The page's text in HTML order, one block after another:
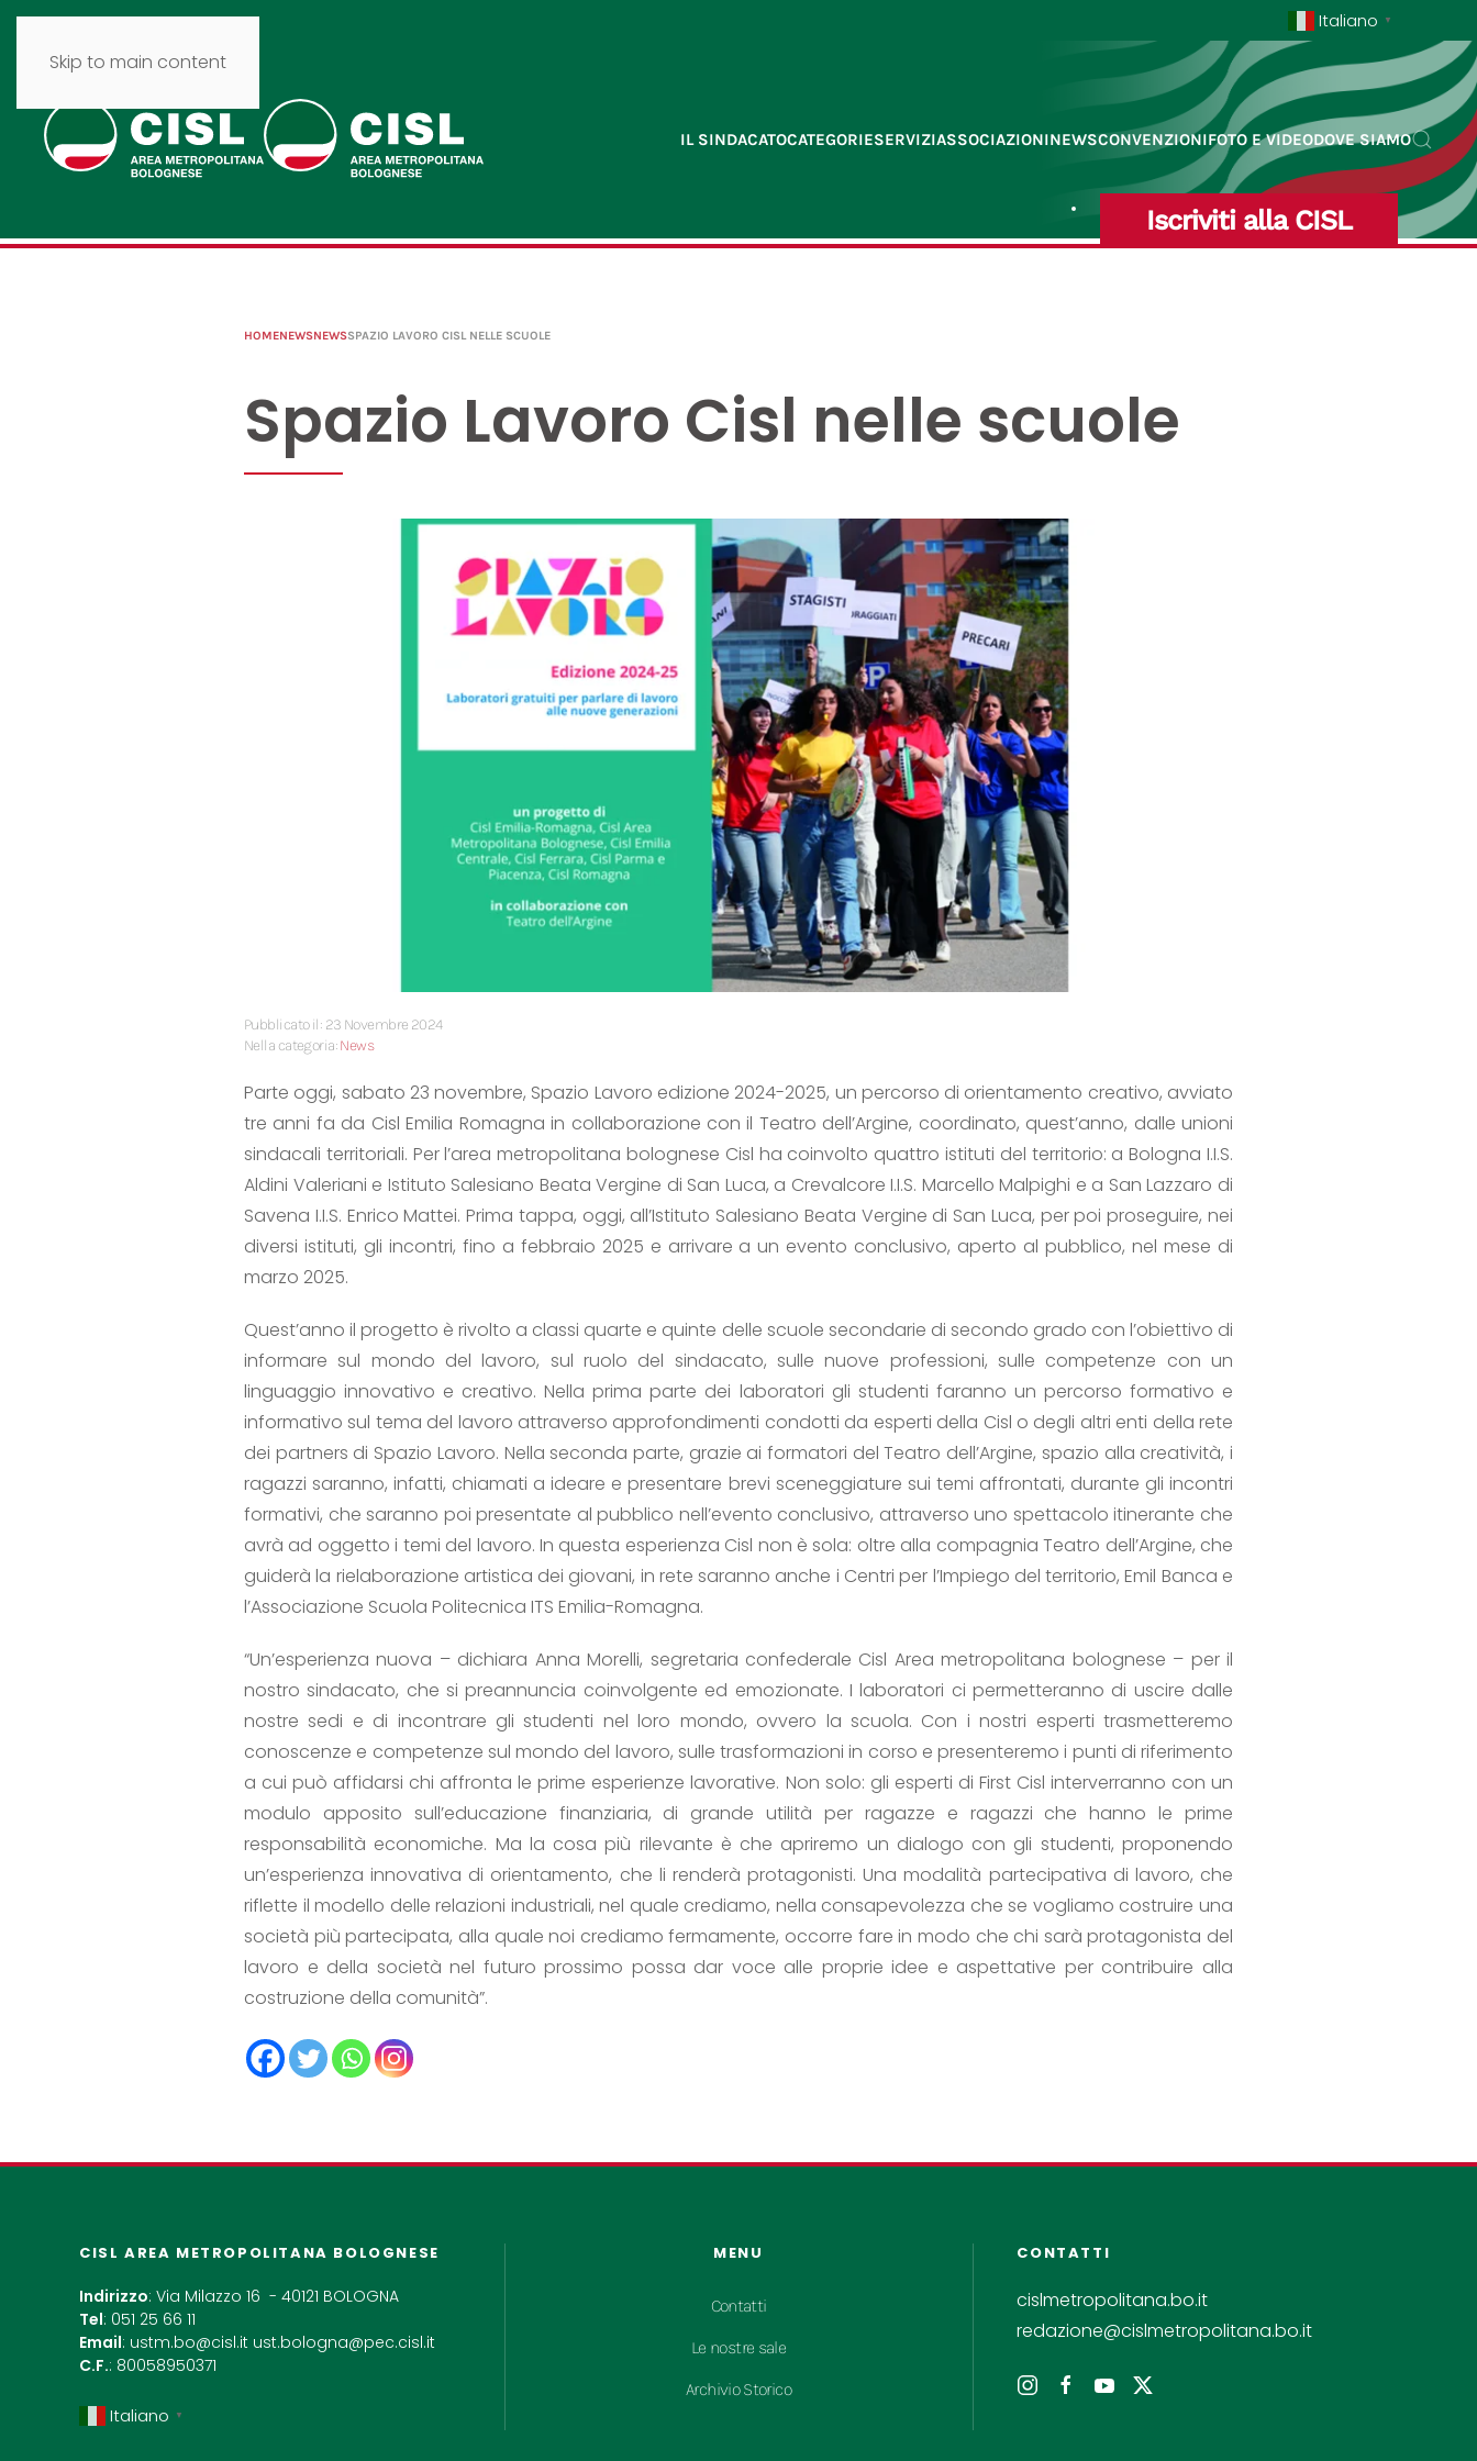
Skip to main content
Italiano ▼
IL SINDACATOCATEGORIESERVIZIASSOCIAZIONINEWSCONVENZIONIFOTO E VIDEODOVE SIAMO
Iscriviti alla CISL
HOMENEWSNEWSSPAZIO LAVORO CISL NELLE SCUOLE
Spazio Lavoro Cisl nelle scuole
Pubblicato il: 23 Novembre 2024
Nella categoria:News
Parte oggi, sabato 23 novembre, Spazio Lavoro edizione 2024-2025, un percorso di orientamento creativo, avviato
tre anni fa da Cisl Emilia Romagna in collaborazione con il Teatro dell’Argine, coordinato, quest’anno, dalle unioni
sindacali territoriali. Per l’area metropolitana bolognese Cisl ha coinvolto quattro istituti del territorio: a Bologna I.I.S.
Aldini Valeriani e Istituto Salesiano Beata Vergine di San Luca, a Crevalcore I.I.S. Marcello Malpighi e a San Lazzaro di
Savena I.I.S. Enrico Mattei. Prima tappa, oggi, all’Istituto Salesiano Beata Vergine di San Luca, per poi proseguire, nei
diversi istituti, gli incontri, fino a febbraio 2025 e arrivare a un evento conclusivo, aperto al pubblico, nel mese di
marzo 2025.
Quest’anno il progetto è rivolto a classi quarte e quinte delle scuole secondarie di secondo grado con l’obiettivo di
informare sul mondo del lavoro, sul ruolo del sindacato, sulle nuove professioni, sulle competenze con un
linguaggio innovativo e creativo. Nella prima parte dei laboratori gli studenti faranno un percorso formativo e
informativo sul tema del lavoro attraverso approfondimenti condotti da esperti della Cisl o degli altri enti della rete
dei partners di Spazio Lavoro. Nella seconda parte, grazie ai formatori del Teatro dell’Argine, spazio alla creatività, i
ragazzi saranno, infatti, chiamati a ideare e presentare brevi sceneggiature sui temi affrontati, durante gli incontri
formativi, che saranno poi presentate al pubblico nell’evento conclusivo, attraverso uno spettacolo itinerante che
avrà ad oggetto i temi del lavoro. In questa esperienza Cisl non è sola: oltre alla compagnia Teatro dell’Argine, che
guiderà la rielaborazione artistica dei giovani, in rete saranno anche i Centri per l’Impiego del territorio, Emil Banca e
l’Associazione Scuola Politecnica ITS Emilia-Romagna.
“Un’esperienza nuova – dichiara Anna Morelli, segretaria confederale Cisl Area metropolitana bolognese – per il
nostro sindacato, che si preannuncia coinvolgente ed emozionate. I laboratori ci permetteranno di uscire dalle
nostre sedi e di incontrare gli studenti nel loro mondo, ovvero la scuola. Con i nostri esperti trasmetteremo
conoscenze e competenze sul mondo del lavoro, sulle trasformazioni in corso e presenteremo i punti di riferimento
a cui può affidarsi chi affronta le prime esperienze lavorative. Non solo: gli esperti di First Cisl interverranno con un
modulo apposito sull’educazione finanziaria, di grande utilità per ragazze e ragazzi che hanno le prime
responsabilità economiche. Ma la cosa più rilevante è che apriremo un dialogo con gli studenti, proponendo
un’esperienza innovativa di orientamento, che li renderà protagonisti. Una modalità partecipativa di lavoro, che
riflette il modello delle relazioni industriali, nel quale crediamo, nella consapevolezza che se vogliamo costruire una
società più partecipata, alla quale noi crediamo fermamente, occorre fare in modo che chi sarà protagonista del
lavoro e della società nel futuro prossimo possa dar voce alle proprie idee e aspettative per contribuire alla
costruzione della comunità”.
CISL AREA METROPOLITANA BOLOGNESE
Indirizzo: Via Milazzo 16 - 40121 BOLOGNA
Tel: 051 25 66 11
Email: ustm.bo@cisl.it ust.bologna@pec.cisl.it
C.F.: 80058950371
Italiano ▼
MENU
Contatti
Le nostre sale
Archivio Storico
CONTATTI
cislmetropolitana.bo.it
redazione@cislmetropolitana.bo.it